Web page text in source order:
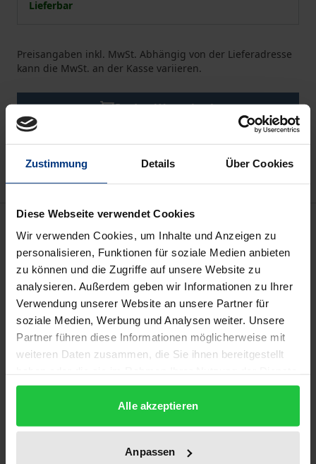
Zustimmung Details Über Cookies
Diese Webseite verwendet Cookies
Wir verwenden Cookies, um Inhalte und Anzeigen zu
personalisieren, Funktionen für soziale Medien anbieten
zu können und die Zugriffe auf unsere Website zu
analysieren. Außerdem geben wir Informationen zu Ihrer
Verwendung unserer Website an unsere Partner für
soziale Medien, Werbung und Analysen weiter. Unsere
Partner führen diese Informationen möglicherweise mit
weiteren Daten zusammen, die Sie ihnen bereitgestellt
gesammelt haben.
Alle akzeptieren
Anpassen
Lieferbar
Preisangaben inkl. MwSt. Abhängig von der Lieferadresse
kann die MwSt. an der Kasse variieren.
In den Warenkorb
Zur Wunschliste hinzufügen
Hinweise zu Versandkosten
Beschreibung
Internationale Finanzkrisen erweisen sich als nicht
seltene und zeitlich unbegrenzte Ereignisse. Jeder
Finanzkrise in der Historie haften die gleichen
klassischen Charakteristiken an: die Beschädigung
makroökonomischer Indikatoren, der Psychologie
sowie die Panik der Investoren, Spekulationen. Das
Ziel dieser Arbeit besteht darin, die Entwicklung des
Rechtsrahmens der Verwaltung souveräner
Schulden zu analysieren, um die bevorzugten